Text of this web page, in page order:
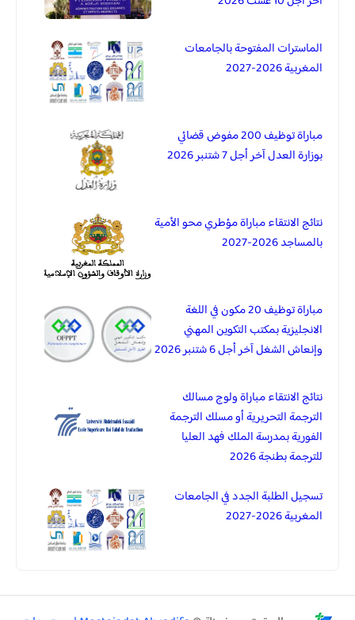
الماسترات المفتوحة بالجامعات
المغربية 2026-2027
مباراة توظيف 200 مفوض قضائي
بوزارة العدل آخر أجل 7 شتنبر 2026
نتائج الانتقاء مباراة مؤطري محو الأمية
بالمساجد 2026-2027
مباراة توظيف 20 مكون في اللغة
الانجليزية بمكتب التكوين المهني
وإنعاش الشغل آخر أجل 6 شتنبر 2026
نتائج الانتقاء مباراة ولوج مسالك
الترجمة التحريرية أو مسلك الترجمة
الفورية بمدرسة الملك فهد العليا
للترجمة بطنجة 2026
تسجيل الطلبة الجدد في الجامعات
المغربية 2026-2027